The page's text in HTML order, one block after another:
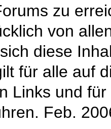
zu
von
diese
für alle auf
Links und
Feb.